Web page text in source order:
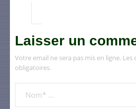
Laisser un
Votre email ne sera pas mis en ligne.
obligatoires.